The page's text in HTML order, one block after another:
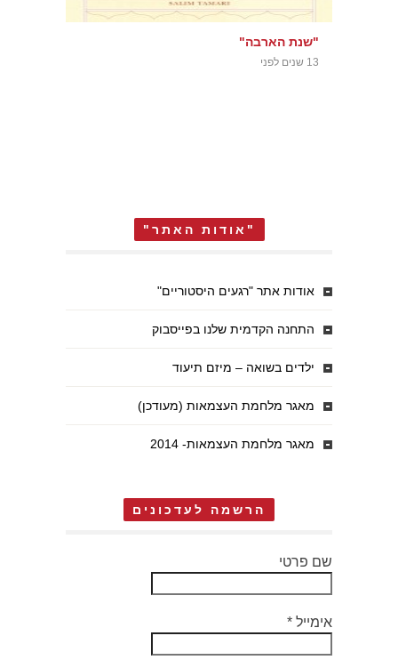
"שנת הארבה"
13 שנים לפני
"אודות האתר"
אודות אתר "רגעים היסטוריים"
התחנה הקדמית שלנו בפייסבוק
ילדים בשואה – מיזם תיעוד
מאגר מלחמת העצמאות (מעודכן)
מאגר מלחמת העצמאות- 2014
הרשמה לעדכונים
שם פרטי
אימייל *